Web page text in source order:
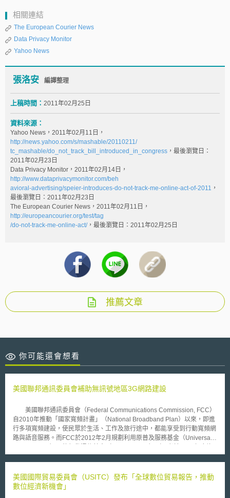
相關連結
The European Courier News
Data Privacy Monitor
Yahoo News
張洛安 編譯整理
上稿時間： 2011年02月25日
資料來源：
Yahoo News，2011年02月11日，
http://news.yahoo.com/s/mashable/20110211/
tc_mashable/do_not_track_bill_introduced_in_congress ，最後瀏覽日：
2011年02月23日
Data Privacy Monitor，2011年02月14日，
http://www.dataprivacymonitor.com/beh
avioral-advertising/speier-introduces-do-not-track-me-online-act-of-2011 ，
最後瀏覽日：2011年02月23日
The European Courier News，2011年02月11日，
http://europeancourier.org/test/tag
/do-not-track-me-online-act/，最後瀏覽日：2011年02月25日
推薦文章
你可能還會想看
美國聯邦通訊委員會補助無訊號地區3G網路建設
美國聯邦通訊委員會（Federal Communications Commission, FCC）
自2010年推動「國家寬頻計畫」（National Broadband Plan）以來，即進
行多項寬頻建設，使民眾於生活、工作及旅行途中，都能享受到行動寬頻網
路與語音服務。而FCC於2012年2月規劃利用原普及服務基金（Universal
已劃入連接美國基金“Connect America Fund”）提撥出3億美金，一次性的
美金以供業者持續營運。 FCC預計於2012年9月2日，以反向拍賣
（reverse auction）方式進行。由業者提出佈建方案、使用技術，並證明在
美國國際貿易委員會（USITC）發布「全球數位貿易報告，推動
數位經濟新機會」